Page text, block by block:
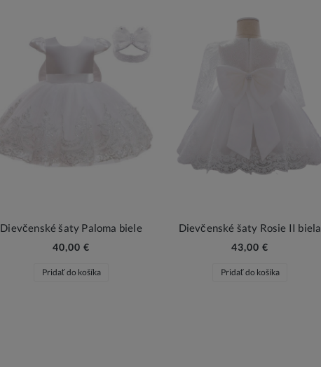
Dievčenské šaty Paloma biele
40,00 €
Pridať do košíka
Dievčenské šaty Rosie II biela
43,00 €
Pridať do košíka